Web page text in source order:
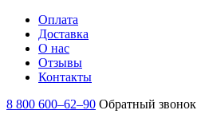
Оплата
Доставка
О нас
Отзывы
Контакты
8 800 600–62–90 Обратный звонок